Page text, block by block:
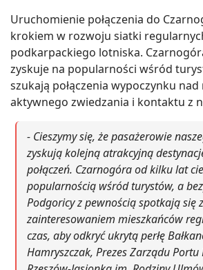
Uruchomienie połączenia do
krokiem w rozwoju siatki
podkarpackiego lotniska.
zyskuje na popularności wśród
szukają połączenia wypoczynku
aktywnego zwiedzania i kontaktu z
- Cieszymy się, że pasażerowie
zyskują kolejną atrakcyjną
połączeń. Czarnogóra od kilku lat
popularnością wśród turystów, a
Podgoricy z pewnością spotkają się
zainteresowaniem mieszkańców
czas, aby odkryć ukrytą perłę
Hamryszczak, Prezes Zarządu Portu